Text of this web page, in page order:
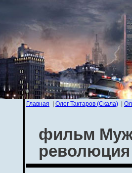
Главная Олег Тактаров (Скала)
фильм
революция